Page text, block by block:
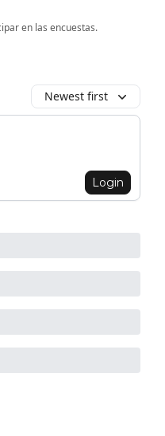
en las encuestas.
Newest first
Login